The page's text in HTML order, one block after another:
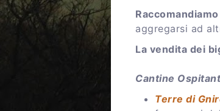
R
aggregarsi ad
L a vendita dei
C antine
Terre di